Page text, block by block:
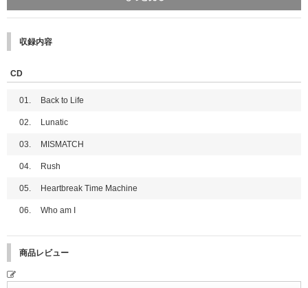
【神奈川】2026年2月11日(水・祝)
いただけます)
なっておりましたが、下記記載の通りK、JOのみ別日＜2026年3月1日(日)
＞で個別オンラインサイン会および個別オンライントーク会を実施させてい
ただきます。
1日(日)＞の日程が＜2026年3月21日(土)＞に変更となりました。
●特典会内容
実施となります)
※①、②はメンバー選択可能です。
【第2回】2025年9月11日(木)11:00～9月18日(木)10:59 →当選発表：9月
※対象応募期間内に応募対象商品をご購入ください｡
了承ください。
※各回の締切間近などの時間帯によっては､ご購入応募画面に繋がりにくい
場合がございます｡余裕を持ってご応募ください｡
■応募方法/注意事項
れか1枚または1セットご予約(ご決済完了)と同時に自動エントリーになりま
ハイタッチ会のご応募を希望されるお客様は「ハイタッチ会応募商品」を必
ず選択してご購入ください。
※CD1枚の購入で1回の応募になり、購入回数、応募回数の制限はございま
※「ハイタッチ会応募商品」も各ストア特典・応募抽選用シリアルナンバー
す。
収録内容
CD
01. Back to Life
02. Lunatic
03. MISMATCH
04. Rush
05. Heartbreak Time Machine
06. Who am I
商品レビュー